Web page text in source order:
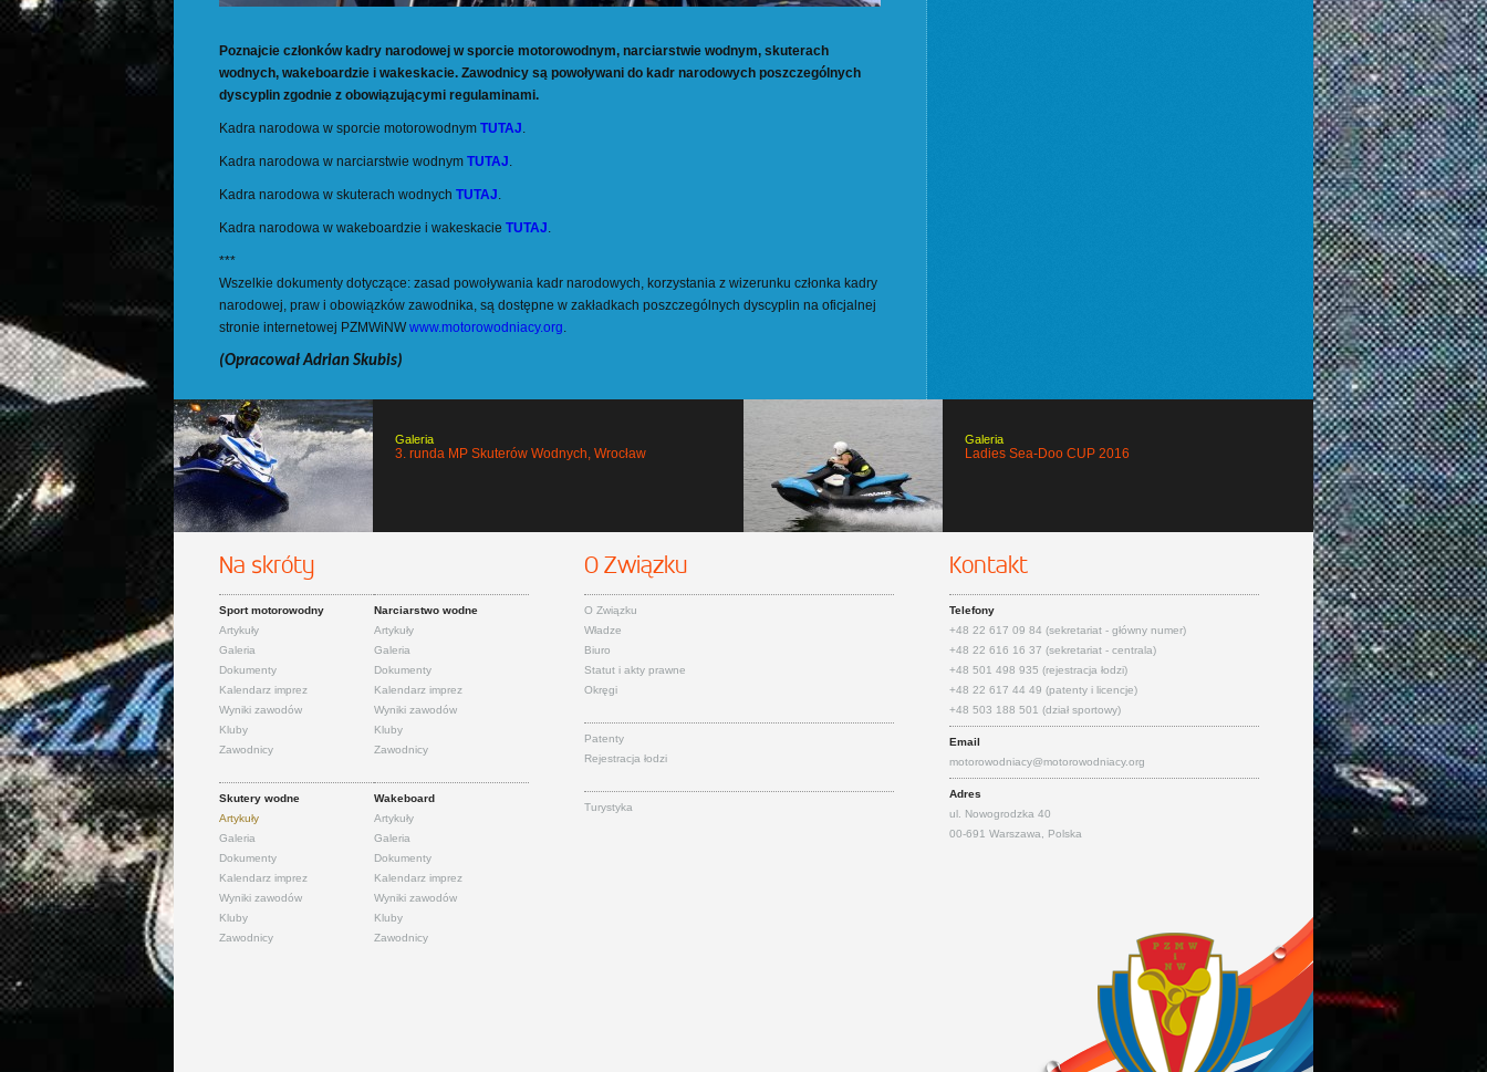
Poznajcie członków kadry narodowej w sporcie motorowodnym, narciarstwie wodnym, skuterach
wodnych, wakeboardzie i wakeskacie. Zawodnicy są powoływani do kadr narodowych poszczególnych
dyscyplin zgodnie z obowiązującymi regulaminami.
Kadra narodowa w sporcie motorowodnym TUTAJ.
Kadra narodowa w narciarstwie wodnym TUTAJ.
Kadra narodowa w skuterach wodnych TUTAJ.
Kadra narodowa w wakeboardzie i wakeskacie TUTAJ.
***
Wszelkie dokumenty dotyczące: zasad powoływania kadr narodowych, korzystania z wizerunku członka kadry
narodowej, praw i obowiązków zawodnika, są dostępne w zakładkach poszczególnych dyscyplin na oficjalnej
stronie internetowej PZMWiNWwww.motorowodniacy.org.
(Opracował Adrian Skubis)
Galeria
3. runda MP Skuterów Wodnych, Wrocław
Galeria
Ladies Sea-Doo CUP 2016
Na skróty
Sport motorowodny
Artykuły
Galeria
Dokumenty
Kalendarz imprez
Wyniki zawodów
Kluby
Zawodnicy
Narciarstwo wodne
Artykuły
Galeria
Dokumenty
Kalendarz imprez
Wyniki zawodów
Kluby
Zawodnicy
Skutery wodne
Artykuły
Galeria
Dokumenty
Kalendarz imprez
Wyniki zawodów
Kluby
Zawodnicy
Wakeboard
Artykuły
Galeria
Dokumenty
Kalendarz imprez
Wyniki zawodów
Kluby
Zawodnicy
O Związku
O Związku
Władze
Biuro
Statut i akty prawne
Okręgi
Patenty
Rejestracja łodzi
Turystyka
Kontakt
Telefony
+48 22 617 09 84 (sekretariat - główny numer)
+48 22 616 16 37 (sekretariat - centrala)
+48 501 498 935 (rejestracja łodzi)
+48 22 617 44 49 (patenty i licencje)
+48 503 188 501 (dział sportowy)
Email
motorowodniacy@motorowodniacy.org
Adres
ul. Nowogrodzka 40
00-691 Warszawa, Polska